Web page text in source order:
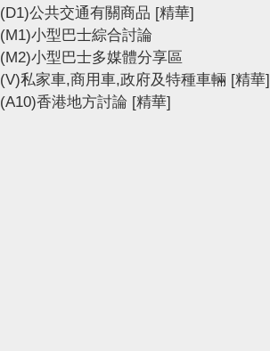
(D1)公共交通有關商品 [精華]
(M1)小型巴士綜合討論
(M2)小型巴士多媒體分享區
(V)私家車,商用車,政府及特種車輛 [精華]
(A10)香港地方討論 [精華]